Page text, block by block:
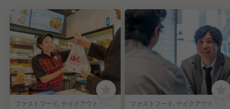
ファストフード, テイクアウト・惣菜・弁当屋 | 店長・店長候補 ファストフード, テイクアウト・惣菜・弁当屋 | キッチンスタッフ